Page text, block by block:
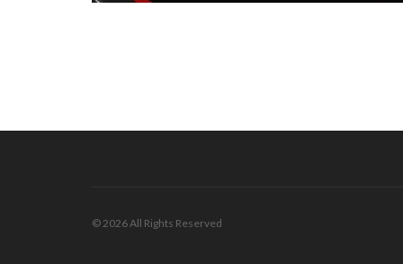
© 2026 All Rights Reserved